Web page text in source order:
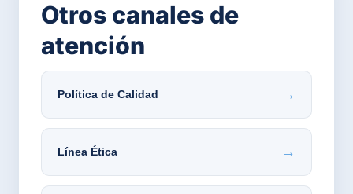
Otros canales de
atención
Política de Calidad →
Línea Ética →